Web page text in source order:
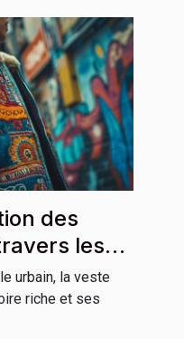
des
les
urbain, la veste
riche et ses